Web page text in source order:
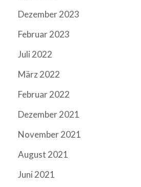
Dezember 2023
Februar 2023
Juli 2022
März 2022
Februar 2022
Dezember 2021
November 2021
August 2021
Juni 2021